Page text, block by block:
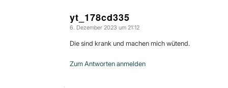
yt_178cd335
sagte:
6. Dezember 2023 um 21:12
Die sind krank und machen mich wütend.
Zum Antworten anmelden